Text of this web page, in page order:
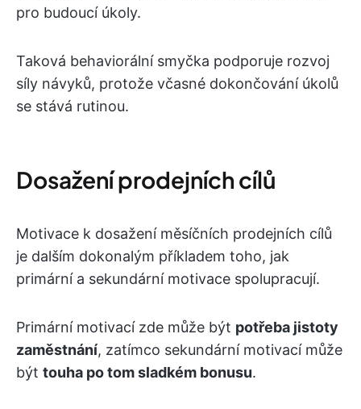
pro budoucí úkoly.
Taková behaviorální smyčka podporuje rozvoj
síly návyků, protože včasné dokončování úkolů
se stává rutinou.
Dosažení prodejních cílů
Motivace k dosažení měsíčních prodejních cílů
je dalším dokonalým příkladem toho, jak
primární a sekundární motivace spolupracují.
Primární motivací zde může být potřeba jistoty
zaměstnání, zatímco sekundární motivací může
být touha po tom sladkém bonusu.